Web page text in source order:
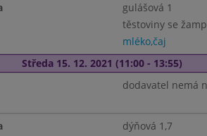
gulášová 1
těstoviny se
mléko,čaj
Středa 15. 12. 2021 (11:00 - 13:55)
dodavatel nemá
dýňová 1,7